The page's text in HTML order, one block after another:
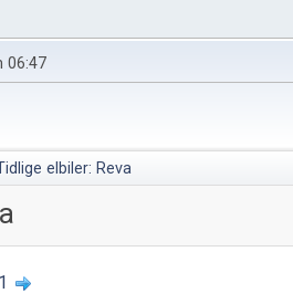
06:47
elbiler: Reva